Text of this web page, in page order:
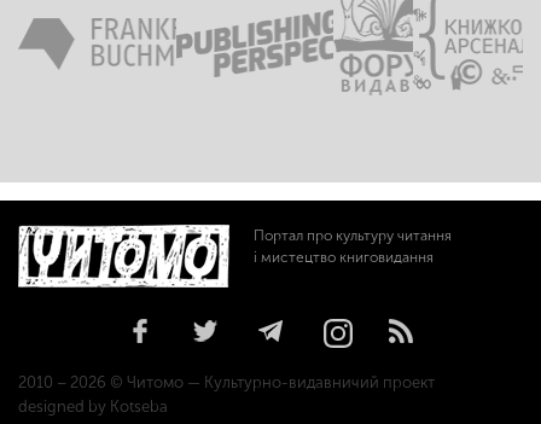
Портал про культуру читання
і мистецтво книговидання
2010 – 2026 © Читомо — Культурно-видавничий проект
designed by Kotseba